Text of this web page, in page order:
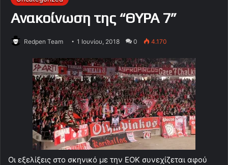
Ανακοίνωση της “ΘΥΡΑ 7”
Redpen Team 1 Ιουνίου, 2018 0 4.170
Οι εξελίξεις στο σκηνικό με την ΕΟΚ συνεχίζεται αφού